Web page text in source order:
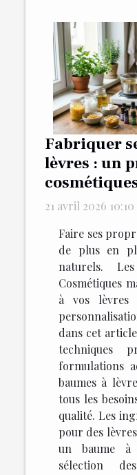
Fabriquer
lèvres : un
21 avril 2026 10:10
Faire ses
de plus en
naturels.
Cosmétiques
à vos lèvres
dans cet
techniques
formulations
baumes à
tous les
qualité. Les
pour des
un baume à
sélection